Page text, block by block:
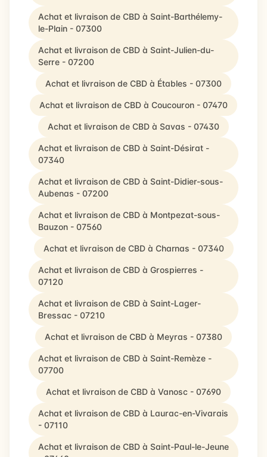
Achat et livraison de CBD à Saint-Barthélemy-
le-Plain - 07300
Achat et livraison de CBD à Saint-Julien-du-
Serre - 07200
Achat et livraison de CBD à Étables - 07300
Achat et livraison de CBD à Coucouron - 07470
Achat et livraison de CBD à Savas - 07430
Achat et livraison de CBD à Saint-Désirat -
07340
Achat et livraison de CBD à Saint-Didier-sous-
Aubenas - 07200
Achat et livraison de CBD à Montpezat-sous-
Bauzon - 07560
Achat et livraison de CBD à Charnas - 07340
Achat et livraison de CBD à Grospierres -
07120
Achat et livraison de CBD à Saint-Lager-
Bressac - 07210
Achat et livraison de CBD à Meyras - 07380
Achat et livraison de CBD à Saint-Remèze -
07700
Achat et livraison de CBD à Vanosc - 07690
Achat et livraison de CBD à Laurac-en-Vivarais
- 07110
Achat et livraison de CBD à Saint-Paul-le-Jeune